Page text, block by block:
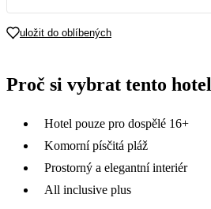
30 189 30 509
uložit do oblíbených
Proč si vybrat tento hotel
Hotel pouze pro dospělé 16+
Komorní písčitá pláž
Prostorný a elegantní interiér
All inclusive plus